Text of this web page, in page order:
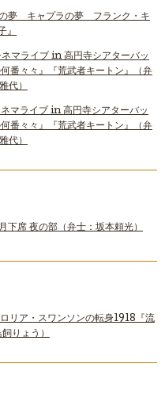
の夢 キャプラの夢 フランク・キ
』
ネマライブ in 高円寺シアターバッ
番々々』『荒武者キートン』（弁
代）
ネマライブ in 高円寺シアターバッ
番々々』『荒武者キートン』（弁
代）
下席 夜の部（弁士：坂本頼光）
リア・スワンソンの転身1918『流
りょう）